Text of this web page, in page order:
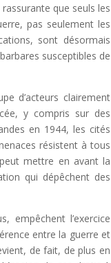
rassurante que seuls les
pas seulement les
sont désormais
susceptibles de
d’acteurs clairement
y compris sur des
en 1944, les cités
résistent à tous
mettre en avant la
qui dépêchent des
empêchent l’exercice
entre la guerre et
de fait, de plus en